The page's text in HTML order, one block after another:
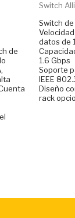
de
Switch
Switch
datos de
1.6 Gbps
Soporte
IEEE
Diseño
rack